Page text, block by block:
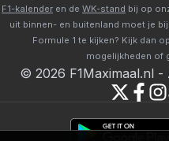
F1-kalender en de WK-stand bij op
uit binnen- en buitenland moet je bij
Formule 1 te kijken? Kijk dan
mogelijkheden of
© 2026 F1Maximaal.nl -